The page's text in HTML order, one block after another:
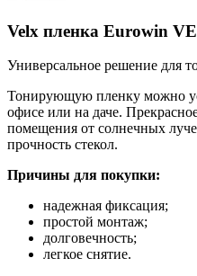
Velx пленка Eurowin
Универсальное решение для
Тонирующую пленку можно
офисе или на даче.
помещения от солнечных
прочность стекол.
Причины для покупки:
надежная фиксация;
простой монтаж;
долговечность;
легкое снятие.